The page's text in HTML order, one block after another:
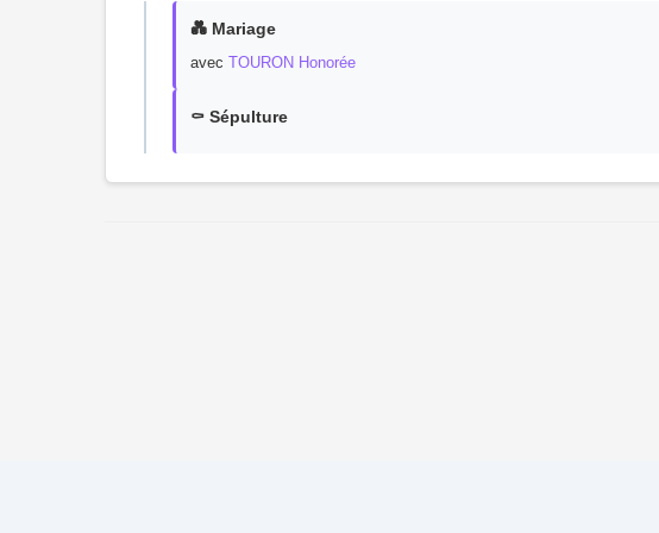
💑 Mariage
avec TOURON Honorée
⚰️ Sépulture